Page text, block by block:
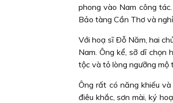
phong vào Nam công
Bảo tàng Cần Thơ và
Với hoạ sĩ Ðỗ Năm, hai
Nam. Ông kể, sỡ dĩ chọn
tộc và tỏ lòng ngưỡng mộ
Ông rất có năng khiếu
điêu khắc, sơn mài, ký